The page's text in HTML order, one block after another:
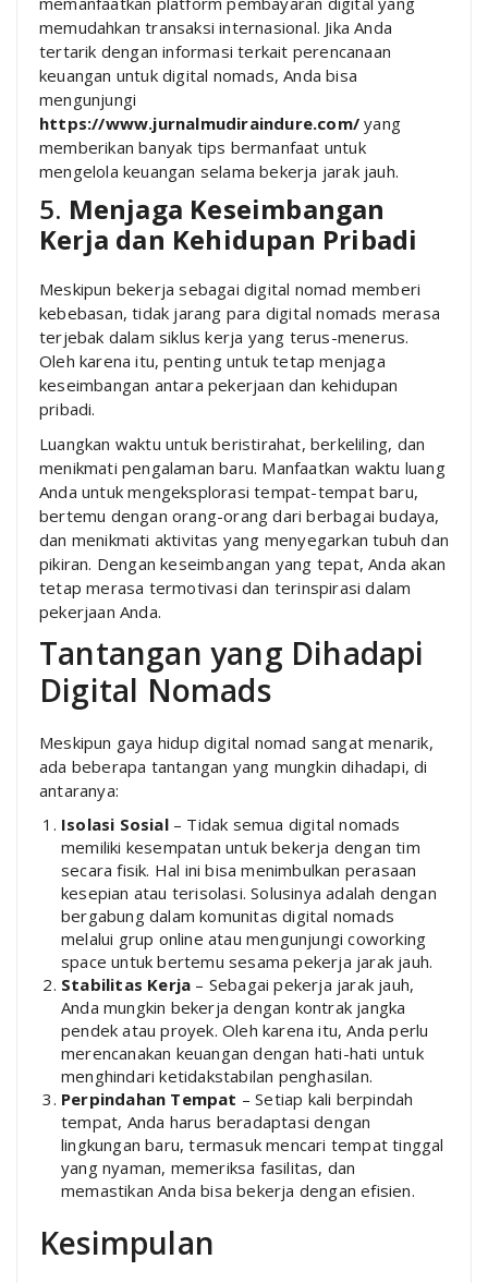
memudahkan transaksi internasional. Jika Anda
tertarik dengan informasi terkait perencanaan
keuangan untuk digital nomads, Anda bisa
mengunjungi
https://www.jurnalmudiraindure.com/ yang
memberikan banyak tips bermanfaat untuk
mengelola keuangan selama bekerja jarak jauh.
5. Menjaga Keseimbangan
Kerja dan Kehidupan Pribadi
Meskipun bekerja sebagai digital nomad memberi
kebebasan, tidak jarang para digital nomads merasa
terjebak dalam siklus kerja yang terus-menerus.
Oleh karena itu, penting untuk tetap menjaga
keseimbangan antara pekerjaan dan kehidupan
pribadi.
Luangkan waktu untuk beristirahat, berkeliling, dan
menikmati pengalaman baru. Manfaatkan waktu luang
Anda untuk mengeksplorasi tempat-tempat baru,
bertemu dengan orang-orang dari berbagai budaya,
dan menikmati aktivitas yang menyegarkan tubuh dan
pikiran. Dengan keseimbangan yang tepat, Anda akan
tetap merasa termotivasi dan terinspirasi dalam
pekerjaan Anda.
Tantangan yang Dihadapi
Digital Nomads
Meskipun gaya hidup digital nomad sangat menarik,
ada beberapa tantangan yang mungkin dihadapi, di
antaranya:
Isolasi Sosial– Tidak semua digital nomads
memiliki kesempatan untuk bekerja dengan tim
secara fisik. Hal ini bisa menimbulkan perasaan
kesepian atau terisolasi. Solusinya adalah dengan
bergabung dalam komunitas digital nomads
melalui grup online atau mengunjungi coworking
space untuk bertemu sesama pekerja jarak jauh.
Stabilitas Kerja – Sebagai pekerja jarak jauh,
Anda mungkin bekerja dengan kontrak jangka
pendek atau proyek. Oleh karena itu, Anda perlu
merencanakan keuangan dengan hati-hati untuk
menghindari ketidakstabilan penghasilan.
Perpindahan Tempat – Setiap kali berpindah
tempat, Anda harus beradaptasi dengan
lingkungan baru, termasuk mencari tempat tinggal
yang nyaman, memeriksa fasilitas, dan
memastikan Anda bisa bekerja dengan efisien.
Kesimpulan